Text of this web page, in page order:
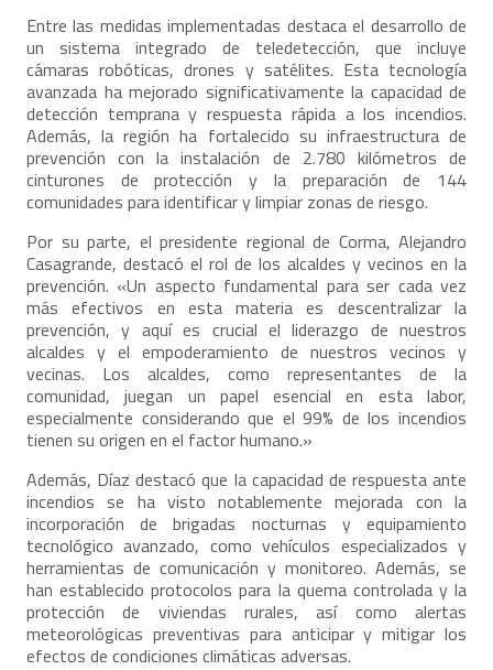
Entre las medidas implementadas destaca el desarrollo de
un sistema integrado de teledetección, que incluye
cámaras robóticas, drones y satélites. Esta tecnología
avanzada ha mejorado significativamente la capacidad de
detección temprana y respuesta rápida a los incendios.
Además, la región ha fortalecido su infraestructura de
prevención con la instalación de 2.780 kilómetros de
cinturones de protección y la preparación de 144
comunidades para identificar y limpiar zonas de riesgo.
Por su parte, el presidente regional de Corma, Alejandro
Casagrande, destacó el rol de los alcaldes y vecinos en la
prevención. «Un aspecto fundamental para ser cada vez
más efectivos en esta materia es descentralizar la
prevención, y aquí es crucial el liderazgo de nuestros
alcaldes y el empoderamiento de nuestros vecinos y
vecinas. Los alcaldes, como representantes de la
comunidad, juegan un papel esencial en esta labor,
especialmente considerando que el 99% de los incendios
tienen su origen en el factor humano.»
Además, Díaz destacó que la capacidad de respuesta ante
incendios se ha visto notablemente mejorada con la
incorporación de brigadas nocturnas y equipamiento
tecnológico avanzado, como vehículos especializados y
herramientas de comunicación y monitoreo. Además, se
han establecido protocolos para la quema controlada y la
protección de viviendas rurales, así como alertas
meteorológicas preventivas para anticipar y mitigar los
efectos de condiciones climáticas adversas.